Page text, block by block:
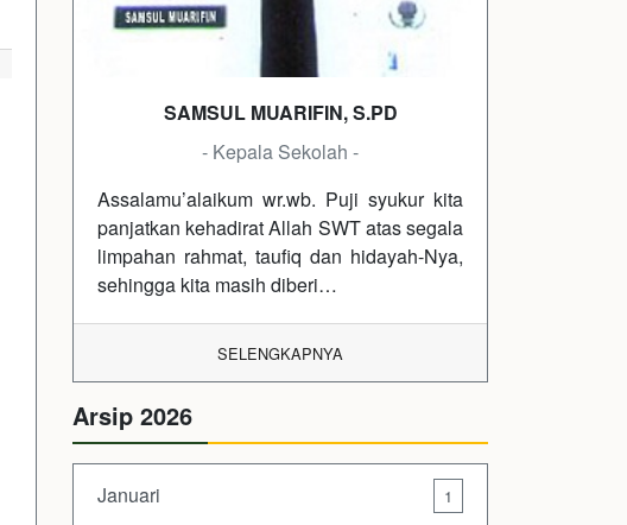
SAMSUL MUARIFIN, S.PD
- Kepala Sekolah -
Assalamu’alaikum wr.wb. Puji syukur kita
panjatkan kehadirat Allah SWT atas segala
limpahan rahmat, taufiq dan hidayah-Nya,
sehingga kita masih diberi…
SELENGKAPNYA
Arsip 2026
Januari 1